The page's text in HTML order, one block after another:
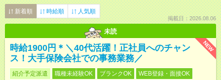
新着順 時給順 人気順
掲載日：2026.08.06
未読
NEW
時給1900円＊＼40代活躍！正社員へのチャン
ス！大手保険会社での事務業務／
紹介予定派遣 職種未経験OK ブランクOK WEB登録・面接OK